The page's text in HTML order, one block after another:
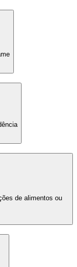
de alimentos ou